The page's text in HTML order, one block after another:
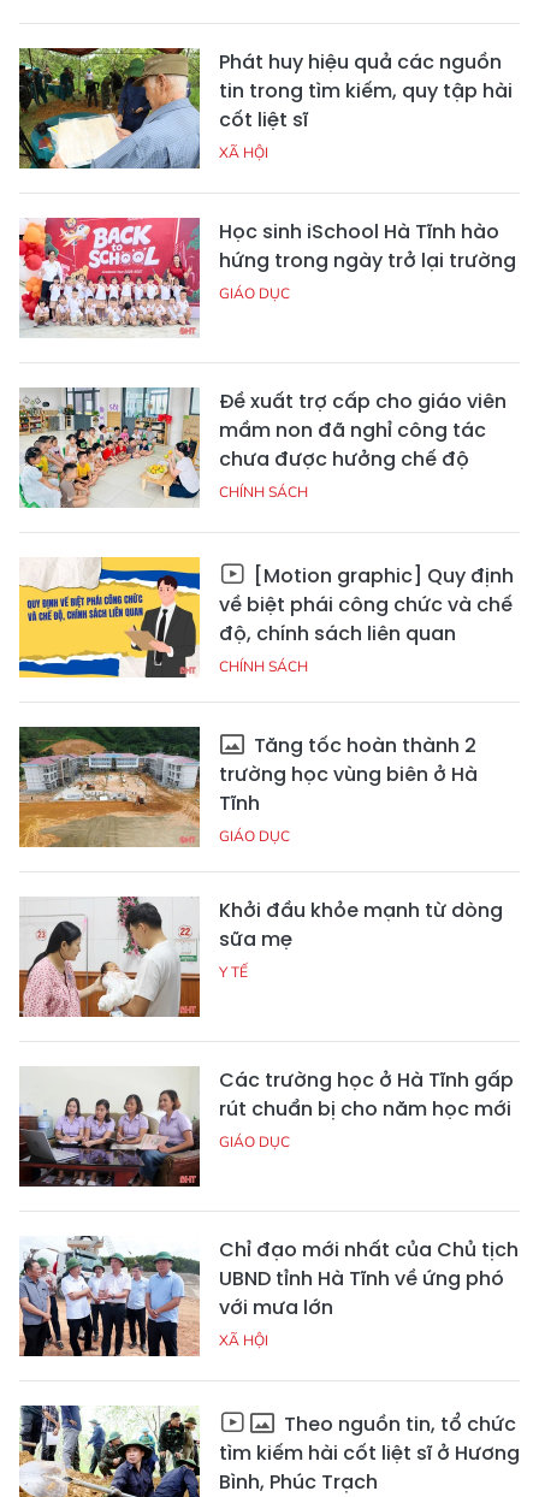
Phát huy hiệu quả các nguồn
tin trong tìm kiếm, quy tập hài
cốt liệt sĩ
XÃ HỘI
Học sinh iSchool Hà Tĩnh hào
hứng trong ngày trở lại trường
GIÁO DỤC
Đề xuất trợ cấp cho giáo viên
mầm non đã nghỉ công tác
chưa được hưởng chế độ
CHÍNH SÁCH
[Motion graphic] Quy định
về biệt phái công chức và chế
độ, chính sách liên quan
CHÍNH SÁCH
Tăng tốc hoàn thành 2
trường học vùng biên ở Hà
Tĩnh
GIÁO DỤC
Khởi đầu khỏe mạnh từ dòng
sữa mẹ
Y TẾ
Các trường học ở Hà Tĩnh gấp
rút chuẩn bị cho năm học mới
GIÁO DỤC
Chỉ đạo mới nhất của Chủ tịch
UBND tỉnh Hà Tĩnh về ứng phó
với mưa lớn
XÃ HỘI
Theo nguồn tin, tổ chức
tìm kiếm hài cốt liệt sĩ ở Hương
Bình, Phúc Trạch